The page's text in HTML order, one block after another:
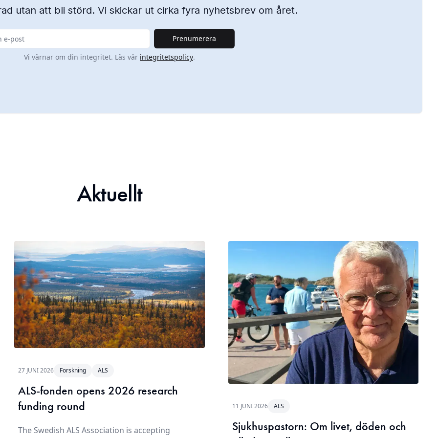
utan att bli störd. Vi skickar ut cirka fyra nyhetsbrev om året.
Prenumerera
Vi värnar om din integritet. Läs vår integritetspolicy.
Aktuellt
27 JUNI 2026 Forskning ALS
ALS-fonden opens 2026 research
funding round
The Swedish ALS Association is accepting
11 JUNI 2026 ALS
Sjukhuspastorn: Om livet, döden och